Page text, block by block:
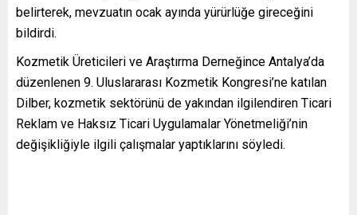
belirterek, mevzuatın ocak ayında yürürlüğe gireceğini
bildirdi.
Kozmetik Üreticileri ve Araştırma Derneğince Antalya’da
düzenlenen 9. Uluslararası Kozmetik Kongresi’ne katılan
Dilber, kozmetik sektörünü de yakından ilgilendiren Ticari
Reklam ve Haksız Ticari Uygulamalar Yönetmeliği’nin
değişikliğiyle ilgili çalışmalar yaptıklarını söyledi.